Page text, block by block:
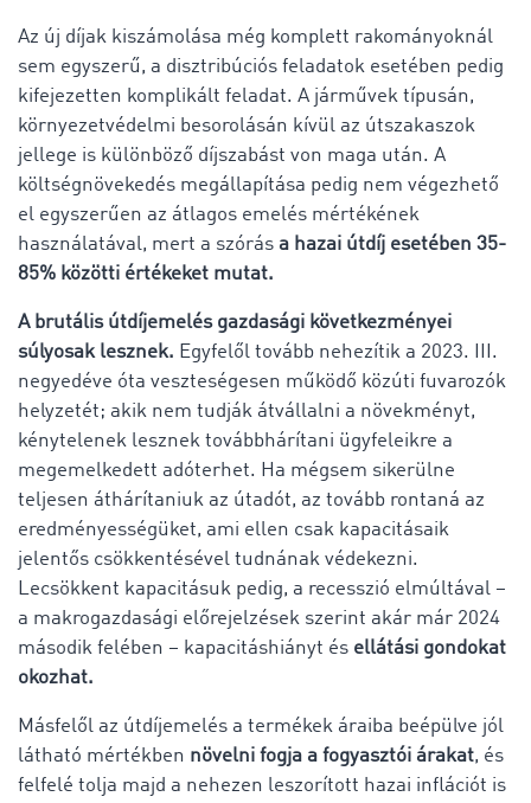
Az új díjak kiszámolása még komplett rakományoknál
sem egyszerű, a disztribúciós feladatok esetében pedig
kifejezetten komplikált feladat. A járművek típusán,
környezetvédelmi besorolásán kívül az útszakaszok
jellege is különböző díjszabást von maga után. A
költségnövekedés megállapítása pedig nem végezhető
el egyszerűen az átlagos emelés mértékének
használatával, mert a szórás a hazai útdíj esetében 35-
85% közötti értékeket mutat.
A brutális útdíjemelés gazdasági következményei
súlyosak lesznek. Egyfelől tovább nehezítik a 2023. III.
negyedéve óta veszteségesen működő közúti fuvarozók
helyzetét; akik nem tudják átvállalni a növekményt,
kénytelenek lesznek továbbhárítani ügyfeleikre a
megemelkedett adóterhet. Ha mégsem sikerülne
teljesen áthárítaniuk az útadót, az tovább rontaná az
eredményességüket, ami ellen csak kapacitásaik
jelentős csökkentésével tudnának védekezni.
Lecsökkent kapacitásuk pedig, a recesszió elmúltával –
a makrogazdasági előrejelzések szerint akár már 2024
második felében – kapacitáshiányt és ellátási gondokat
okozhat.
Másfelől az útdíjemelés a termékek áraiba beépülve jól
látható mértékben növelni fogja a fogyasztói árakat, és
felfelé tolja majd a nehezen leszorított hazai inflációt is